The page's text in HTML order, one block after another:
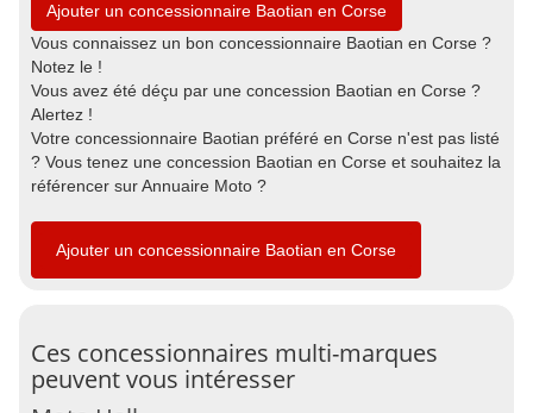
Ajouter un concessionnaire Baotian en Corse
Vous connaissez un bon concessionnaire Baotian en Corse ?
Notez le !
Vous avez été déçu par une concession Baotian en Corse ?
Alertez !
Votre concessionnaire Baotian préféré en Corse n'est pas listé
? Vous tenez une concession Baotian en Corse et souhaitez la
référencer sur Annuaire Moto ?
Ajouter un concessionnaire Baotian en Corse
Ces concessionnaires multi-marques
peuvent vous intéresser